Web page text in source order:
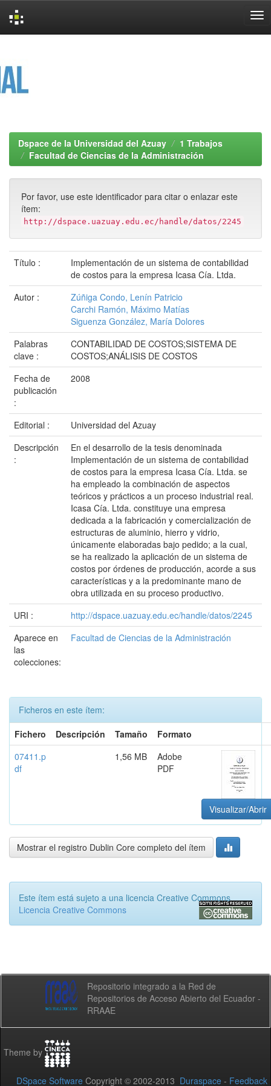
Dspace de la Universidad del Azuay
1 Trabajos
Facultad de Ciencias de la Administración
Por favor, use este identificador para citar o enlazar este
ítem:
http://dspace.uazuay.edu.ec/handle/datos/2245
Título :
Implementación de un sistema de contabilidad
de costos para la empresa Icasa Cía. Ltda.
Autor :
Zúñiga Condo, Lenín Patricio
Carchi Ramón, Máximo Matías
Siguenza González, María Dolores
Palabras
clave :
CONTABILIDAD DE COSTOS;SISTEMA DE
COSTOS;ANÁLISIS DE COSTOS
Fecha de
publicación
:
2008
Editorial :
Universidad del Azuay
Descripción
:
En el desarrollo de la tesis denominada
Implementación de un sistema de contabilidad
de costos para la empresa Icasa Cía. Ltda. se
ha empleado la combinación de aspectos
teóricos y prácticos a un proceso industrial real.
Icasa Cía. Ltda. constituye una empresa
dedicada a la fabricación y comercialización de
estructuras de aluminio, hierro y vidrio,
únicamente elaboradas bajo pedido; a la cual,
se ha realizado la aplicación de un sistema de
costos por órdenes de producción, acorde a sus
características y a la predominante mano de
obra utilizada en su proceso productivo.
URI :
http://dspace.uazuay.edu.ec/handle/datos/2245
Aparece en
las
colecciones:
Facultad de Ciencias de la Administración
Ficheros en este ítem:
Fichero
Descripción Tamaño
Formato
07411.p
df
1,56 MB
Adobe
PDF
Visualizar/Abrir
Mostrar el registro Dublin Core completo del ítem
Este ítem está sujeto a una licencia Creative Commons
Licencia Creative Commons
Repositorio integrado a la Red de
Repositorios de Acceso Abierto del Ecuador -
RRAAE
Theme by
DSpace Software Copyright © 2002-2013 Duraspace - Feedback